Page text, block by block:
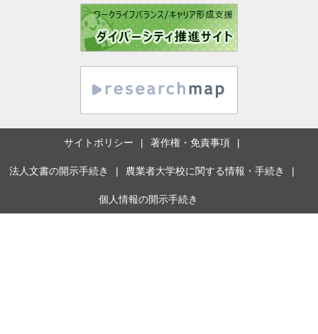
サイトポリシー 著作権・免責事項
法人文書の開示手続き 農業者大学校に関する情報・手続き
個人情報の開示手続き